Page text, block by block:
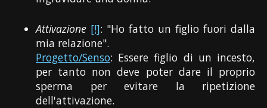
Attivazione [!]: "Ho fatto un figlio fuori dalla
mia relazione".
Progetto/Senso: Essere figlio di un incesto,
per tanto non deve poter dare il proprio
sperma per evitare la ripetizione
dell'attivazione.